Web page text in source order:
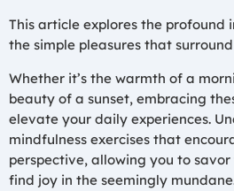
This article explores the profound
the simple pleasures that surround
Whether it’s the warmth of a
beauty of a sunset, embracing
elevate your daily experiences.
mindfulness exercises that
perspective, allowing you to
find joy in the seemingly